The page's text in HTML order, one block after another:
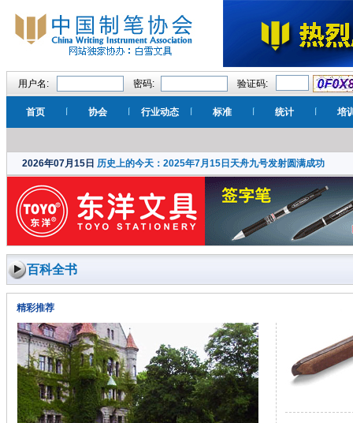
用户名: 密码: 验证码:
首页 协会 行业动态 标准 统计 培
2026年07月15日 历史上的今天：2025年7月15日天舟九号发射圆满成功
百科全书
精彩推荐